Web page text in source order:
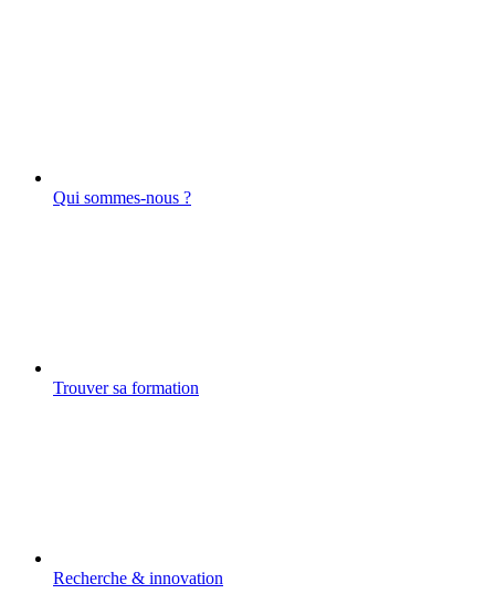
Qui sommes-nous ?
Trouver sa formation
Recherche & innovation